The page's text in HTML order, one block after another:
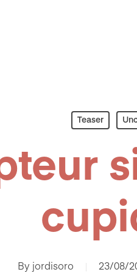
Teaser
By jordisoro 23/08/